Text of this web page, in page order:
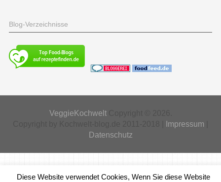
Blog-Verzeichnisse
VeggieKochweltCopyright © 2026.
Impressum
Datenschutz
Diese Website verwendet Cookies, Wenn Sie diese Website